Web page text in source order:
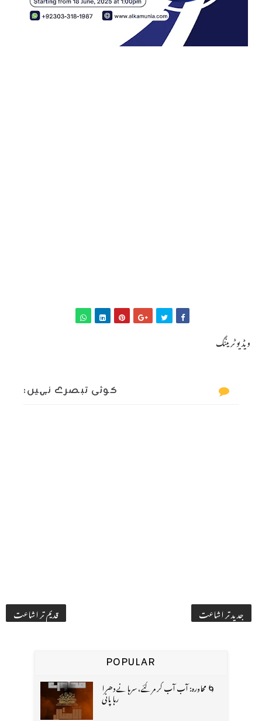
ویڈیو ٹریننگ
کوئی تبصرے نہیں:
جدید تر اشاعت قدیم تر اشاعت
POPULAR
🌀 محاورہ: آب آب کر مر گئے، سرہانے دھرا
رہا پانی